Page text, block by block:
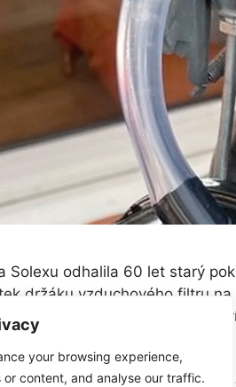
your browsing experience,
or content, and analyse our traffic.
Solexu odhalila 60 let starý
držáku vzduchového filtru
toho vyndat starou zapalovací
kolem něj
,červený štít s bílým křížem ,Corindon ,